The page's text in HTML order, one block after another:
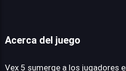
Acerca del juego
Vex 5 sumerge a los jugadores